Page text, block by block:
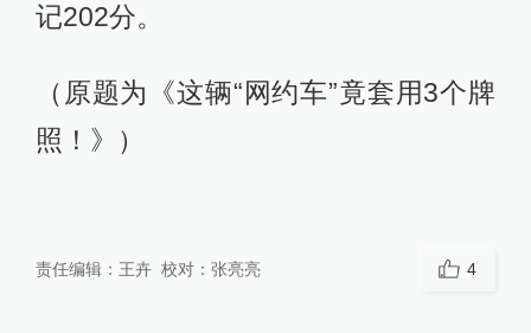
记202分。
（原题为《这辆“网约车”竟套用3个牌
照！》）
责任编辑： 王卉 校对： 张亮亮 4